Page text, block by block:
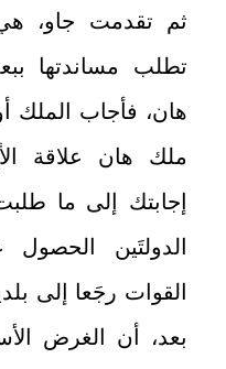
ثم تقدمت جاو،
تطلب مساندتها
هان، فأجاب الملك
ملك هان علاقة
إجابتك إلى ما
الدولتَين الحصول
القوات رجَعا إلى
بعد، أن الغرض